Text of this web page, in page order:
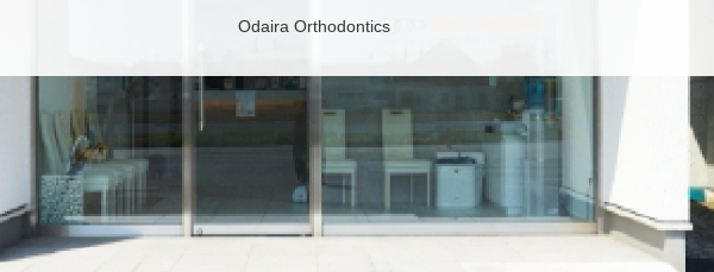
Odaira Orthodontics